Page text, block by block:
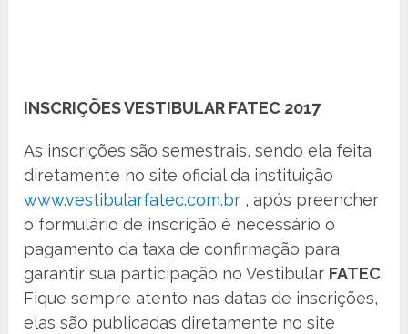
INSCRIÇÕES VESTIBULAR FATEC 2017
As inscrições são semestrais, sendo ela feita
diretamente no site oficial da instituição
www.vestibularfatec.com.br , após preencher
o formulário de inscrição é necessário o
pagamento da taxa de confirmação para
garantir sua participação no Vestibular FATEC.
Fique sempre atento nas datas de inscrições,
elas são publicadas diretamente no site